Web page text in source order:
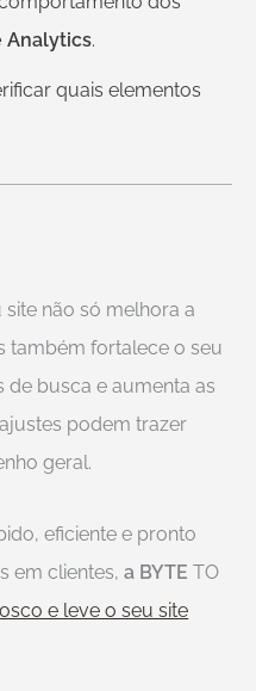
Analytics.
quais elementos
não só melhora a
também fortalece o seu
busca e aumenta as
podem trazer
geral.
eficiente e pronto
em clientes, a BYTE TO
e leve o seu site